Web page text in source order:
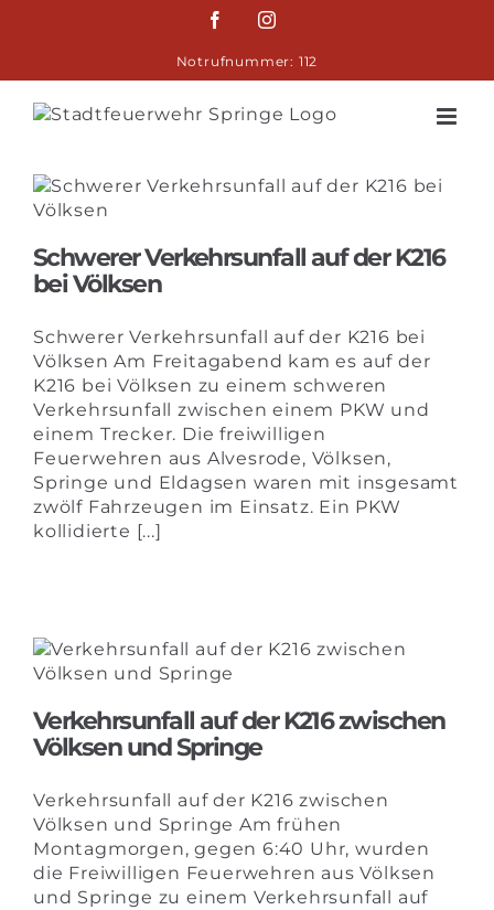
FacebookInstagram
Notrufnummer: 112
Schwerer Verkehrsunfall auf der K216
bei Völksen
Schwerer Verkehrsunfall auf der K216 bei
Völksen Am Freitagabend kam es auf der
K216 bei Völksen zu einem schweren
Verkehrsunfall zwischen einem PKW und
einem Trecker. Die freiwilligen
Feuerwehren aus Alvesrode, Völksen,
Springe und Eldagsen waren mit insgesamt
zwölf Fahrzeugen im Einsatz. Ein PKW
kollidierte [...]
Verkehrsunfall auf der K216 zwischen
Völksen und Springe
Verkehrsunfall auf der K216 zwischen
Völksen und Springe Am frühen
Montagmorgen, gegen 6:40 Uhr, wurden
die Freiwilligen Feuerwehren aus Völksen
und Springe zu einem Verkehrsunfall auf